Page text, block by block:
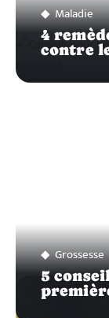
Maladie
4
contre
Grossesse
5